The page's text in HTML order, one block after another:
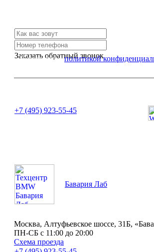
Заказать обратный звонок
Я согласен сполитикой
+7 (495) 923-55-45
Бавария Лаб
Москва, Алтуфьевское шоссе, 31Б,
ПН-СБ с 11:00 до 20:00
Схема проезда